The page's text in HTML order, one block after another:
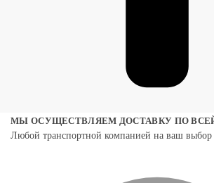
МЫ ОСУЩЕСТВЛЯЕМ ДОСТАВКУ ПО
Любой транспортной компанией на ваш выбор